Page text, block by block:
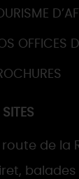
OFFICES
route de la